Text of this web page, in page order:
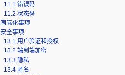
11.1 错误码
11.2 状态码
国际化事项
安全事项
13.1 用户验证和授权
13.2 端到端加密
13.3 隐私
13.4 匿名